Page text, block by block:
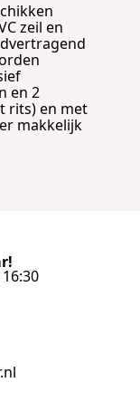
zeil en
en 2
rits) en met
makkelijk